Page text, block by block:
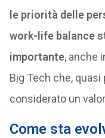
le priorità delle
work-life balance
importante, anche
Big Tech che,
considerato un
Come sta